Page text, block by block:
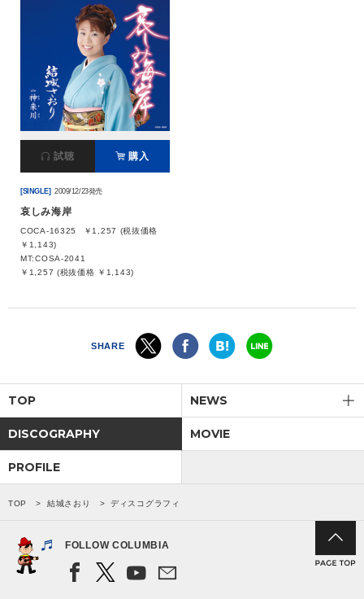
試聴 購入
[SINGLE] 2009/12/23発売
哀しみ海岸
COCA-16325
￥1,257 (税抜価格
￥1,143)
MT:COSA-2041
￥1,257 (税抜価格 ￥1,143)
SHARE
TOP NEWS
DISCOGRAPHY MOVIE
PROFILE
TOP 結城さおり ディスコグラフィ
FOLLOW COLUMBIA